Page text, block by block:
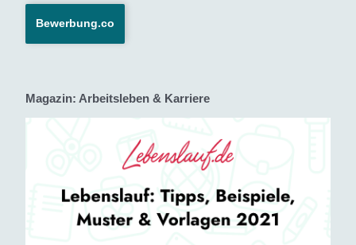
Bewerbung.co
Magazin: Arbeitsleben & Karriere